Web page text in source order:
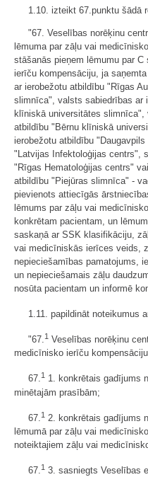
1.10. izteikt 67.punktu šādā
"67. Veselības norēķinu
lēmuma par zāļu vai
stāšanās pieņem lēmumu par
ierīču kompensāciju, ja
ar ierobežotu atbildību "Rīgas
slimnīca", valsts sabiedrības ar
klīniskā universitātes slimnīca",
atbildību "Bērnu klīniskā
ierobežotu atbildību
"Latvijas Infektoloģijas centrs",
"Rīgas Hematoloģijas centrs"
atbildību "Piejūras slimnīca" -
pievienots attiecīgās
lēmums par zāļu vai
konkrētam pacientam, un
saskaņā ar SSK klasifikāciju,
vai medicīniskās ierīces veids,
nepieciešamības pamatojums,
un nepieciešamais zāļu
nosūta pacientam un informē
1.11. papildināt noteikumus
"67.1 Veselības norēķinu
medicīnisko ierīču
67.1
1. konkrētais gadījums
minētajām prasībām;
67. 1 2. konkrētais gadījums
lēmumā par zāļu vai
noteiktajiem zāļu vai
67.1 3. sasniegts Veselības